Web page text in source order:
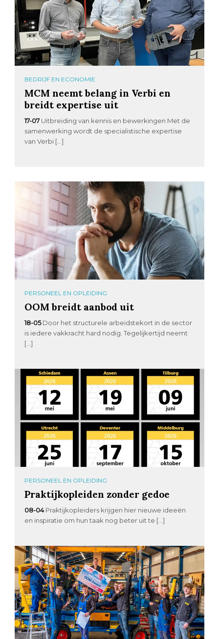
BEDRIJF EN ECONOMIE
MCM neemt belang in Verbi en
breidt expertise uit
17-07 Uitbreiding van kennis en bewerkingen Met de
samenwerking wordt de specialistische expertise
van Verbi […]
PERSONEEL EN OPLEIDING
OOM breidt aanbod uit
18-05 Door het structurele arbeidstekort in de sector
is iedere vakkracht hard nodig. Tegelijkertijd neemt
[…]
PERSONEEL EN OPLEIDING
Praktijkopleiden zonder gedoe
08-04 Praktijkopleiders krijgen hier nieuwe ideeën
en inspiratie om hun taak nog beter uit te […]